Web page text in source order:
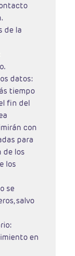
de la
datos:
tiempo
fin del
con
para
de los
los
se
salvo
en